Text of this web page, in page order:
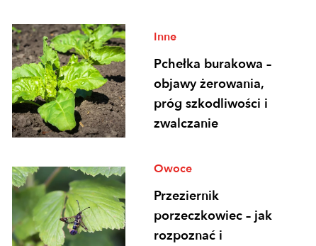
Inne
Pchełka burakowa –
objawy żerowania,
próg szkodliwości i
zwalczanie
Owoce
Przeziernik
porzeczkowiec – jak
rozpoznać i